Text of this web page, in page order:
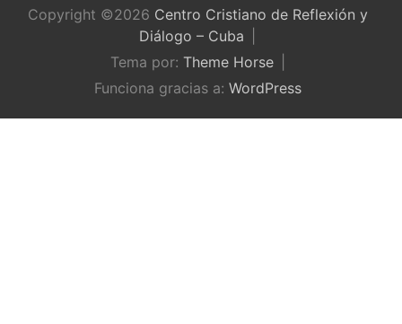
Copyright ©2026 Centro Cristiano de Reflexión y
Diálogo – Cuba
Tema por: Theme Horse
Funciona gracias a: WordPress